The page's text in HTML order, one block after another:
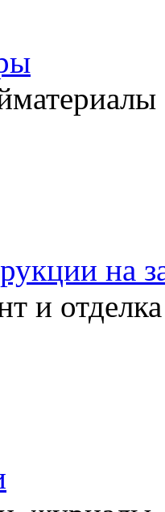
на
и отделка